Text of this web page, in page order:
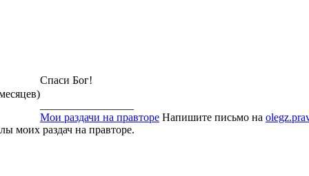
Спаси Бог!
Мои раздачи на правторе Напишите письмо на
моих раздач на правторе.